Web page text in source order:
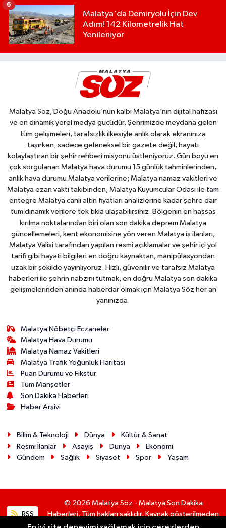
Malatya'da Demiryolu İçin Dev
Adım! 142 Kilometrelik Hat
Yenileniyor
6
Malatya Söz, Doğu Anadolu’nun kalbi Malatya’nın dijital hafızası
ve en dinamik yerel medya gücüdür. Şehrimizde meydana gelen
tüm gelişmeleri, tarafsızlık ilkesiyle anlık olarak ekranınıza
taşırken; sadece geleneksel bir gazete değil, hayatı
kolaylaştıran bir şehir rehberi misyonu üstleniyoruz. Gün boyu en
çok sorgulanan Malatya hava durumu 15 günlük tahminlerinden,
anlık hava durumu Malatya verilerine; Malatya namaz vakitleri ve
Malatya ezan vakti takibinden, Malatya Kuyumcular Odası ile tam
entegre Malatya canlı altın fiyatları analizlerine kadar şehre dair
tüm dinamik verilere tek tıkla ulaşabilirsiniz. Bölgenin en hassas
kırılma noktalarından biri olan son dakika deprem Malatya
güncellemeleri, kent ekonomisine yön veren Malatya iş ilanları,
Malatya Valisi tarafından yapılan resmi açıklamalar ve şehir içi yol
tarifi gibi hayati bilgileri en doğru kaynaktan, manipülasyondan
uzak bir şekilde yayınlıyoruz. Hızlı, güvenilir ve tarafsız Malatya
haberleri ile şehrin nabzını tutmak, en doğru Malatya son dakika
gelişmelerinden anında haberdar olmak için Malatya Söz her an
yanınızda.
Malatya Nöbetçi Eczaneler
Malatya Hava Durumu
Malatya Namaz Vakitleri
Malatya Trafik Yoğunluk Haritası
Puan Durumu ve Fikstür
Tüm Manşetler
Son Dakika Haberleri
Haber Arşivi
Bilim & Teknoloji Dünya
Kültür & Sanat
Resmi İlanlar
Asayiş Dünya
Ekonomi
Gündem
Sağlık Siyaset Spor Yaşam
RSS
© 2026 Malatya Söz - Malatya Son Dakika
Haberleri. Tüm hakları saklıdır. Kaynak gösterilmeden
alıntı yapılamaz.